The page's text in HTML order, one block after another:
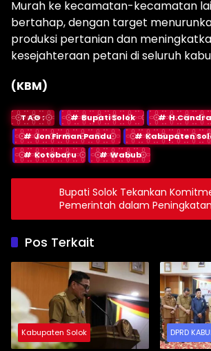
Murah ke kecamatan-kecamatan
bertahap, dengan target
produksi pertanian dan
kesejahteraan petani di seluruh
(KBM)
TAG: Bupati Solok
H.Candra
Jon Firman Pandu
Kabupaten
Kotobaru
Wabub
Bupati Solok Tekankan
Pemerintah dalam
Pendidikan Daerah
Pos Terkait
Kabupaten Solok DPRD